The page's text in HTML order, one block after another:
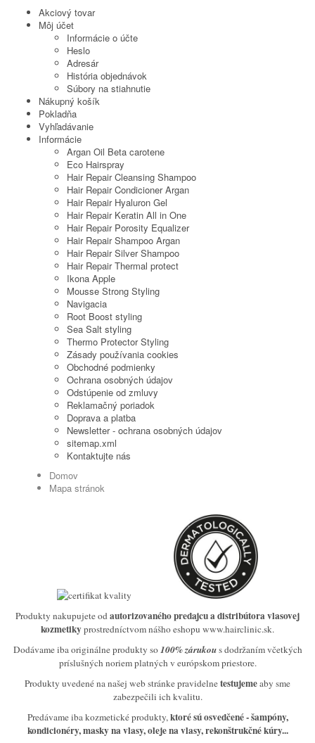
Akciový tovar
Môj účet
Informácie o účte
Heslo
Adresár
História objednávok
Súbory na stiahnutie
Nákupný košík
Pokladňa
Vyhľadávanie
Informácie
Argan Oil Beta carotene
Eco Hairspray
Hair Repair Cleansing Shampoo
Hair Repair Condicioner Argan
Hair Repair Hyaluron Gel
Hair Repair Keratin All in One
Hair Repair Porosity Equalizer
Hair Repair Shampoo Argan
Hair Repair Silver Shampoo
Hair Repair Thermal protect
Ikona Apple
Mousse Strong Styling
Navigacia
Root Boost styling
Sea Salt styling
Thermo Protector Styling
Zásady používania cookies
Obchodné podmienky
Ochrana osobných údajov
Odstúpenie od zmluvy
Reklamačný poriadok
Doprava a platba
Newsletter - ochrana osobných údajov
sitemap.xml
Kontaktujte nás
Domov
Mapa stránok
Produkty nakupujete odautorizovaného predajcu a distribútora vlasovej
kozmetikyprostredníctvom nášho eshopu www.hairclinic.sk.
Dodávame iba originálne produkty so100% zárukous dodržaním včetkých
príslušných noriem platných v európskom priestore.
Produkty uvedené na našej web stránke pravidelnetestujemeaby sme
zabezpečili ich kvalitu.
Predávame iba kozmetické produkty,ktoré sú osvedčené- šampóny,
kondicionéry, masky na vlasy, oleje na vlasy, rekonštrukčné kúry...